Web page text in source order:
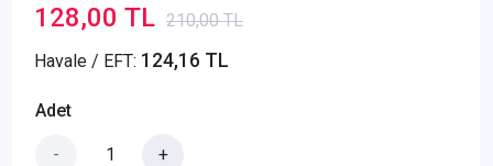
128,00 TL 210,00 TL
Havale / EFT: 124,16 TL
Adet
- +